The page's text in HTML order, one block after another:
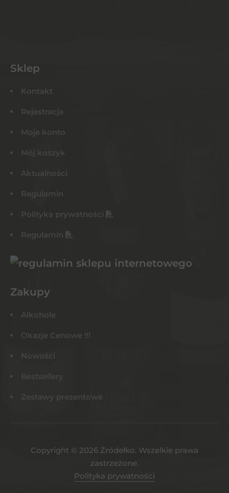
Sklep
Kontakt
Rejestracja
Moje konto
Mój koszyk
Aktualności
Regulamin
Polityka prywatności
Regulamin
Zakupy
Alkohole
Okazje Cenowe !!!
Nowości
Bestsellery
Zestawy prezentowe
Copyright © 2026 Żródełko. Wszelkie prawa
zastrzeżone.
Polityka prywatności